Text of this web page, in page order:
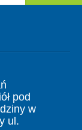
pod
w
ul.